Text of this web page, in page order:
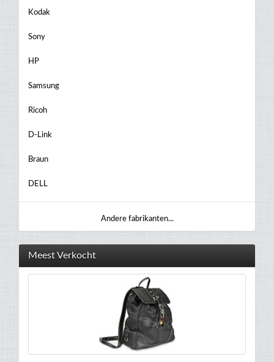
Kodak
Sony
HP
Samsung
Ricoh
D-Link
Braun
DELL
Andere fabrikanten...
Meest Verkocht